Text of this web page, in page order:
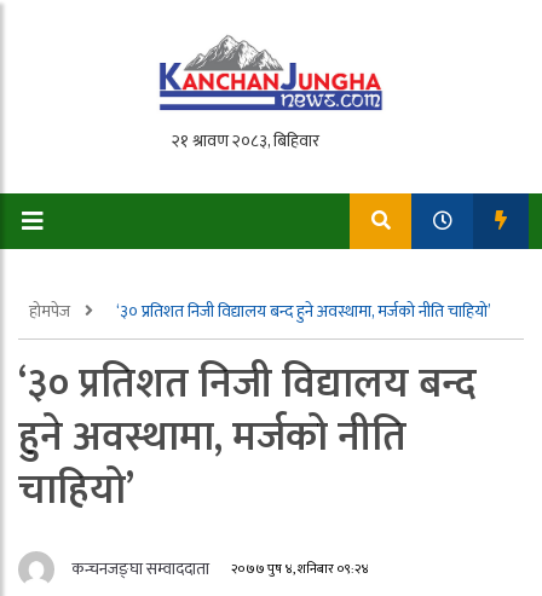
होमपेज ‘३० प्रतिशत निजी विद्यालय बन्द हुने अवस्थामा, मर्जको नीति चाहियो’
‘३० प्रतिशत निजी विद्यालय बन्द
हुने अवस्थामा, मर्जको नीति
चाहियो’
कन्चनजङ्घा सम्वाददाता २०७७ पुष ४, शनिबार ०९:२४